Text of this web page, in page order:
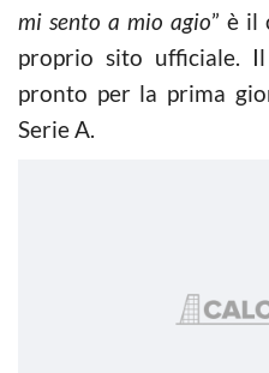
mi sento a mio agio” è il
proprio sito ufficiale.
pronto per la prima
Serie A.